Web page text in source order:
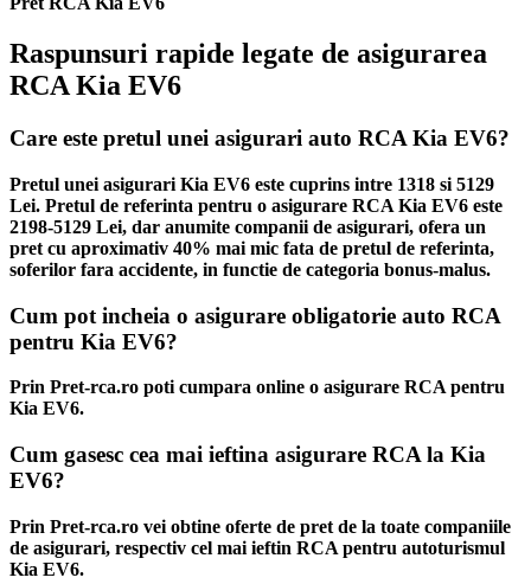
Raspunsuri rapide legate de asigurarea
RCA Kia EV6
Care este pretul unei asigurari auto RCA Kia EV6?
Pretul unei asigurari Kia EV6 este cuprins intre 1318 si 5129
Lei. Pretul de referinta pentru o asigurare RCA Kia EV6 este
2198-5129 Lei, dar anumite companii de asigurari, ofera un
pret cu aproximativ 40% mai mic fata de pretul de referinta,
soferilor fara accidente, in functie de categoria bonus-malus.
Cum pot incheia o asigurare obligatorie auto RCA
pentru Kia EV6?
Prin Pret-rca.ro poti cumpara online o asigurare RCA pentru
Kia EV6.
Cum gasesc cea mai ieftina asigurare RCA la Kia
EV6?
Prin Pret-rca.ro vei obtine oferte de pret de la toate companiile
de asigurari, respectiv cel mai ieftin RCA pentru autoturismul
Kia EV6.